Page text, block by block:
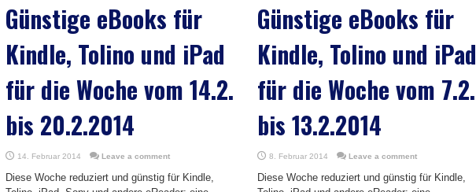
Günstige eBooks für
Kindle, Tolino und iPad
für die Woche vom 14.2.
bis 20.2.2014
14. Februar 2014 Leave a comment
Diese Woche reduziert und günstig für Kindle,
Günstige eBooks für
Kindle, Tolino und iPad
für die Woche vom 7.2.
bis 13.2.2014
8. Februar 2014 Leave a comment
Diese Woche reduziert und günstig für Kindle,